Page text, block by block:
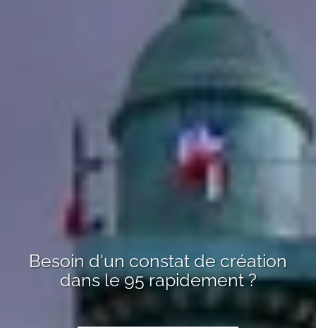
Besoin d'un constat de création
dans le 95rapidement ?